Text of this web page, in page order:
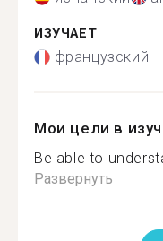
ИЗУЧАЕТ
французский
Мои цели в
Be able to
Развернуть